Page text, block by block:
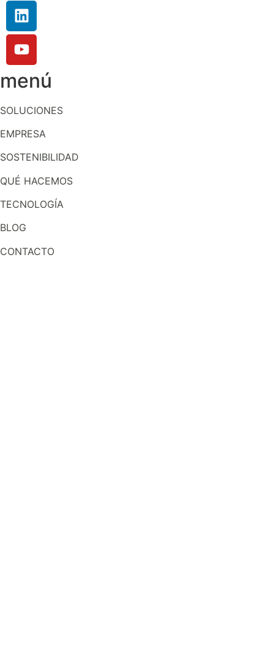
menú
SOLUCIONES
EMPRESA
SOSTENIBILIDAD
QUÉ HACEMOS
TECNOLOGÍA
BLOG
CONTACTO